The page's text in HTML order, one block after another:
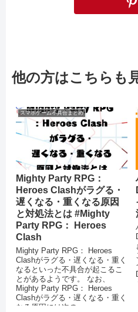
他の方はこちらも
スマホゲーム不具合まとめ
Mighty Party RPG：
Heroes Clashがラグる・
遅くなる・重くなる原因
と対処法とは #Mighty
Party RPG： Heroes
Clash
Mighty Party RPG： Heroes
Clashがラグる・遅くなる・重く
なるといった不具合が起こるこ
とがあるようです。 なお、
Mighty Party RPG： Heroes
Clashがラグる・遅くなる・重く
なる原因には次の...